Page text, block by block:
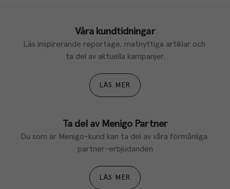
Våra kundtidningar
Läs inspirerande reportage, matnyttiga artiklar och
ta del av aktuella kampanjer.
LÄS MER
Ta del av Menigo Partner
Du som är Menigo-kund kan ta del av våra förmånliga
partner-erbjudanden
LÄS MER